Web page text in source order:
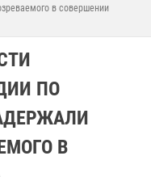
в совершении
ПО
В